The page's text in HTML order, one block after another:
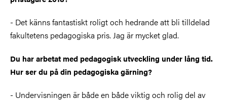
- Det känns fantastiskt roligt och hedrande att bli tilldelad
fakultetens pedagogiska pris. Jag är mycket glad.
Du har arbetat med pedagogisk utveckling under lång tid.
Hur ser du på din pedagogiska gärning?
- Undervisningen är både en både viktig och rolig del av